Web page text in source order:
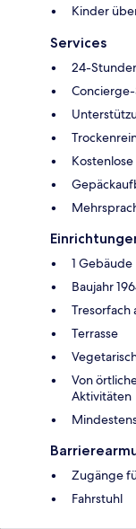
Kinder
Services
24-
1 Gebäude
Baujahr
Tresorfach
Terrasse
Von
Aktivitäten
Zugänge
Fahrstuhl